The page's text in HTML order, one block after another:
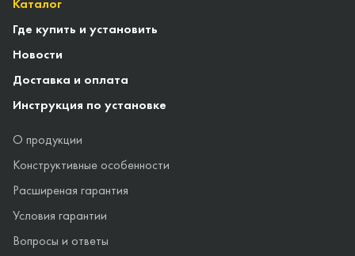
Каталог
Где купить и установить
Новости
Доставка и оплата
Инструкция по установке
О продукции
Конструктивные особенности
Расширеная гарантия
Условия гарантии
Вопросы и ответы